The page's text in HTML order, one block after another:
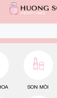
SON MÔI